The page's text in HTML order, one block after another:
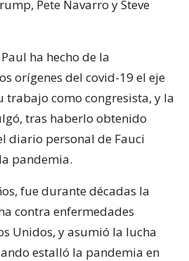
Pete Navarro y Steve
ha hecho de la
orígenes del covid-19 el eje
trabajo como congresista, y la
tras haberlo obtenido
diario personal de Fauci
pandemia.
fue durante décadas la
contra enfermedades
Unidos, y asumió la lucha
estalló la pandemia en